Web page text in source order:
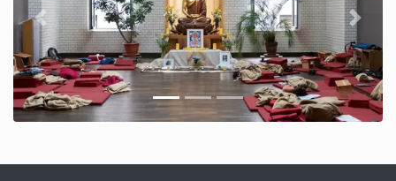
Previous Next